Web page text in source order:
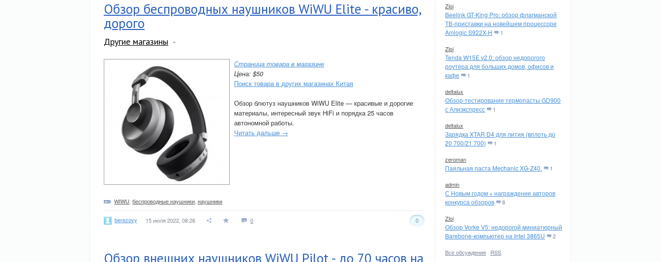
Обзор беспроводных наушников WiWU Elite - красиво,
дорого
Другие магазины
Страница товара в магазине
Цена: $50
Поиск товара в других магазинах Китая
Обзор блютуз наушников WiWU Elite — красивые и дорогие
материалы, интересный звук HiFi и порядка 25 часов
автономной работы.
Читать дальше →
WIWU беспроводные наушники наушники
berezovy 15 июля 2022, 08:26 0 0
Обзор внешних наушников WiWU Pilot - до 70 часов на
Zloi
Beelink GT-King Pro: обзор флагманской
ТВ-приставки на новейшем процессоре
Amlogic S922X-H
1
Zloi
Tenda W15E v2.0: обзор недорогого
роутера для больших домов, офисов и
кафе
1
deltalux
Обзор-тестирование термопасты GD900
с Алиэкспресс
1
deltalux
Зарядка XTAR D4 для лития (вплоть до
20 700/21 700)
1
zeroman
Паяльная паста Mechanic XG-Z40. 1
admin
С Новым годом + награждение авторов
конкурса обзоров
8
Zloi
Обзор Vorke V5: недорогой миниатюрный
Barebone-компьютер на Intel 3865U
2
Все обсуждения · RSS